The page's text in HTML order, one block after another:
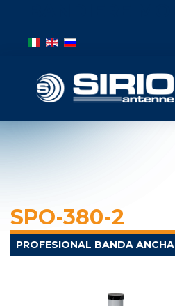
Seleccione su idioma
SPO-380-2
PROFESIONAL BANDA ANCHA